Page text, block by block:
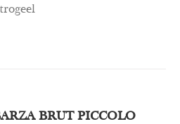
BRUT PICCOLO